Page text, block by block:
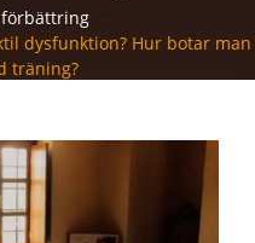
dysfunktion? Hur botar man
träning?